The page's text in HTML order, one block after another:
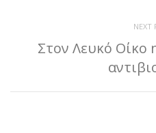
NEXT
Στον Λευκό Οίκο